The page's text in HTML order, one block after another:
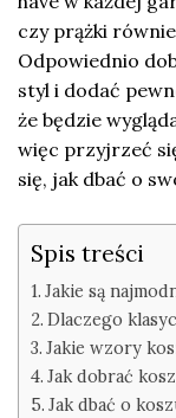
czy prążki
Odpowiednio
styl i dodać
że będzie
więc przyjrzeć
się, jak dbać o
Spis treści
Jakie są
Dlaczego
Jakie wzory
Jak dobrać
Jak dbać o